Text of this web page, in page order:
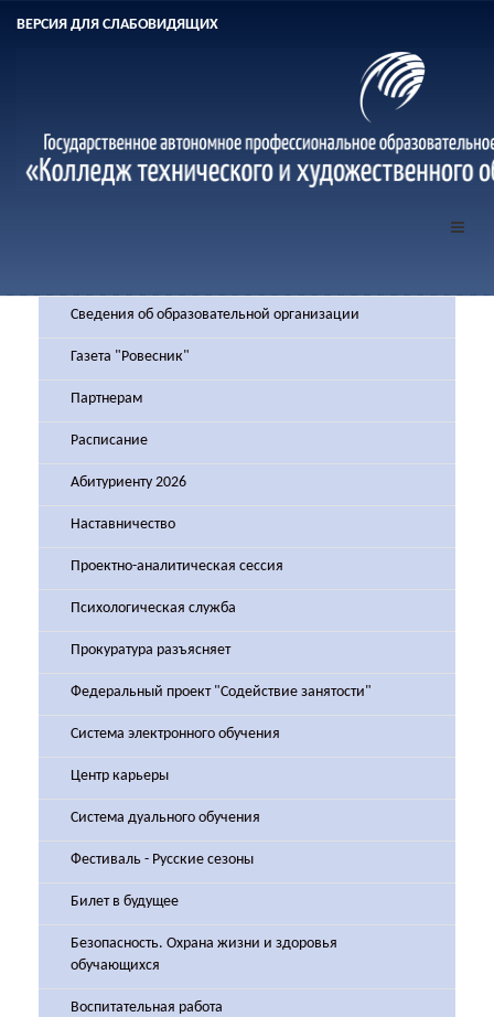
ВЕРСИЯ ДЛЯ СЛАБОВИДЯЩИХ
Сведения об образовательной организации
Газета "Ровесник"
Партнерам
Расписание
Абитуриенту 2026
Наставничество
Проектно-аналитическая сессия
Психологическая служба
Прокуратура разъясняет
Федеральный проект "Содействие занятости"
Система электронного обучения
Центр карьеры
Система дуального обучения
Фестиваль - Русские сезоны
Билет в будущее
Безопасность. Охрана жизни и здоровья
обучающихся
Воспитательная работа